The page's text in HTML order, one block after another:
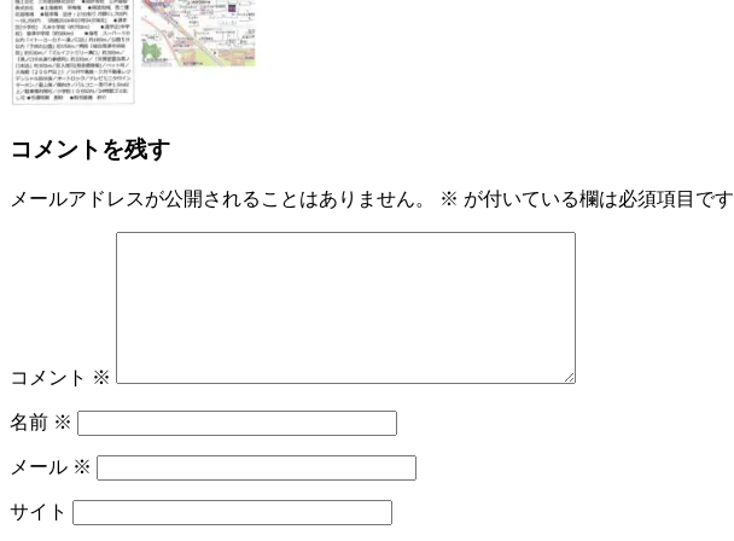
コメントを残す
メールアドレスが公開されることはありません。 ※ が付いている欄は必須項目です
コメント ※
名前 ※
メール ※
サイト